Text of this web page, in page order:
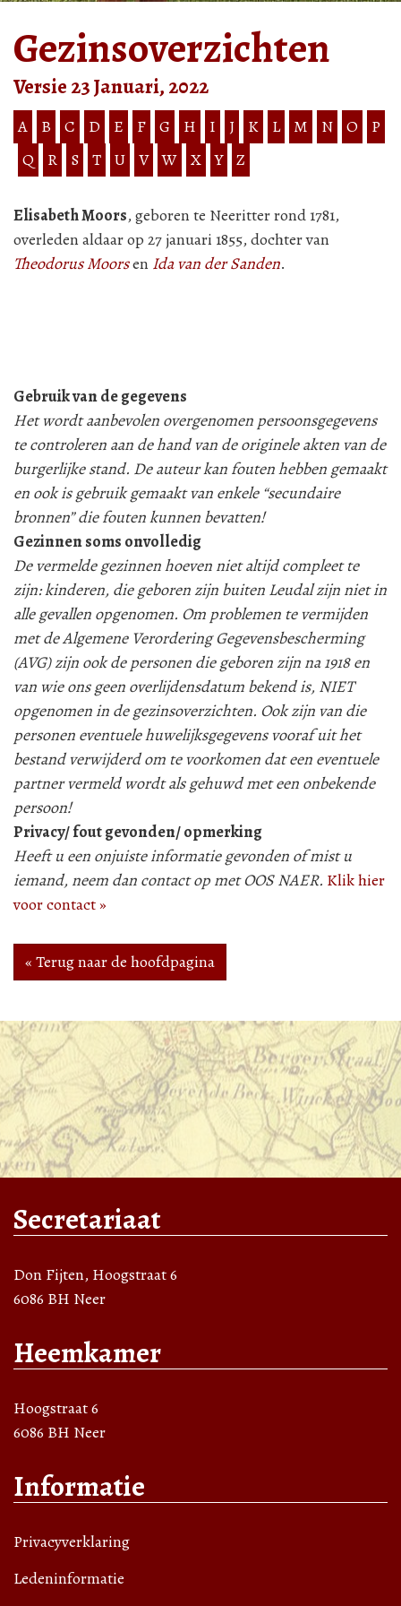
Gezinsoverzichten
Versie 23 Januari, 2022
A B C D E F G H I J K L M N O
P
Q
R S T U V W X Y Z
Elisabeth Moors, geboren te Neeritter rond 1781,
overleden aldaar op 27 januari 1855, dochter van
Theodorus Moorsen Ida van der Sanden.
Gebruik van de gegevens
Het wordt aanbevolen overgenomen persoonsgegevens
te controleren aan de hand van de originele akten van de
burgerlijke stand. De auteur kan fouten hebben gemaakt
en ook is gebruik gemaakt van enkele “secundaire
bronnen” die fouten kunnen bevatten!
Gezinnen soms onvolledig
De vermelde gezinnen hoeven niet altijd compleet te
zijn: kinderen, die geboren zijn buiten Leudal zijn niet in
alle gevallen opgenomen. Om problemen te vermijden
met de Algemene Verordering Gegevensbescherming
(AVG) zijn ook de personen die geboren zijn na 1918 en
van wie ons geen overlijdensdatum bekend is, NIET
opgenomen in de gezinsoverzichten. Ook zijn van die
personen eventuele huwelijksgegevens vooraf uit het
bestand verwijderd om te voorkomen dat een eventuele
partner vermeld wordt als gehuwd met een onbekende
persoon!
Privacy/ fout gevonden/ opmerking
Heeft u een onjuiste informatie gevonden of mist u
iemand, neem dan contact op met OOS NAER. Klik hier
voor contact »
« Terug naar de hoofdpagina
Secretariaat
Don Fijten, Hoogstraat 6
6086 BH Neer
Heemkamer
Hoogstraat 6
6086 BH Neer
Informatie
Privacyverklaring
Ledeninformatie